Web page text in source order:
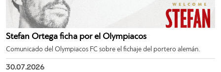
Stefan Ortega ficha por el Olympiacos
Comunicado del Olympiacos FC sobre el fichaje del portero alemán.
30.07.2026